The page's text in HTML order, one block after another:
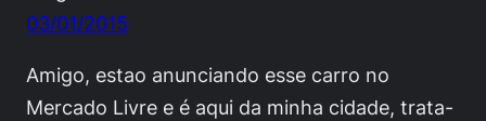
03/01/2015
Amigo, estao anunciando esse carro no
Mercado Livre e é aqui da minha cidade, trata-